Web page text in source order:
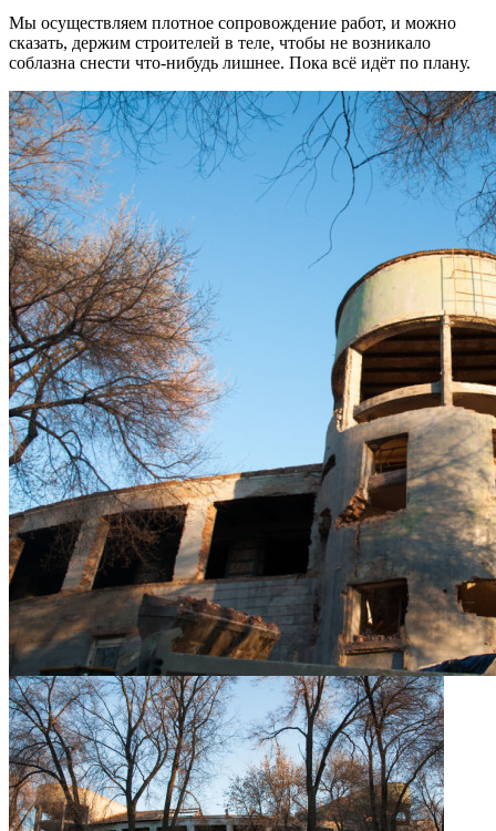
Мы осуществляем плотное сопровождение работ, и можно
сказать, держим строителей в теле, чтобы не возникало
соблазна снести что-нибудь лишнее. Пока всё идёт по плану.